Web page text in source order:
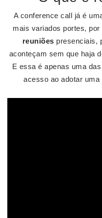
A conference call já é
mais variados portes,
reuniões presenciais,
aconteçam sem que haja
E essa é apenas uma
acesso ao adotar